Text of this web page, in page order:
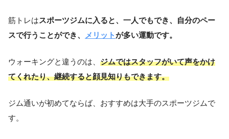
筋トレはスポーツジムに入ると、一人でもでき、自分のペー
スで行うことができ、
メリットが多い運動です。
ウォーキングと違うのは、 ジムではスタッフがいて声をかけ
てくれたり、継続すると顔見知りもできます。
ジム通いが初めてならば、おすすめは大手のスポーツジムで
す。